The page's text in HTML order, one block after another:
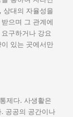
상대의 자율성을
으며 그 관계에
구하거나 강요
있는 곳에서만
제다. 사생활은
공공의 공간이나